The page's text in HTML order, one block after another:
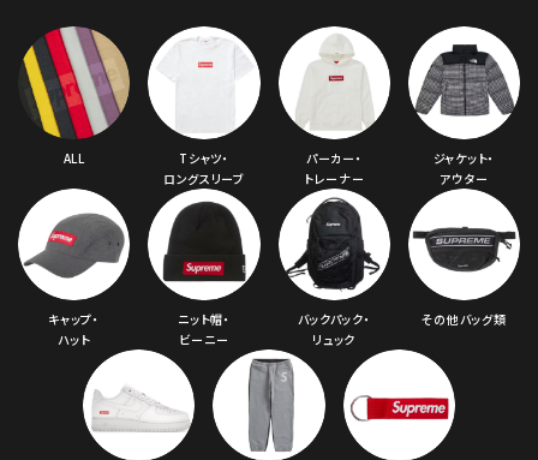
ALL
Tシャツ・
ロングスリーブ
パーカー・
トレーナー
ジャケット・
アウター
キャップ・
ハット
ニット帽・
ビーニー
バックパック・
リュック
その他バッグ類